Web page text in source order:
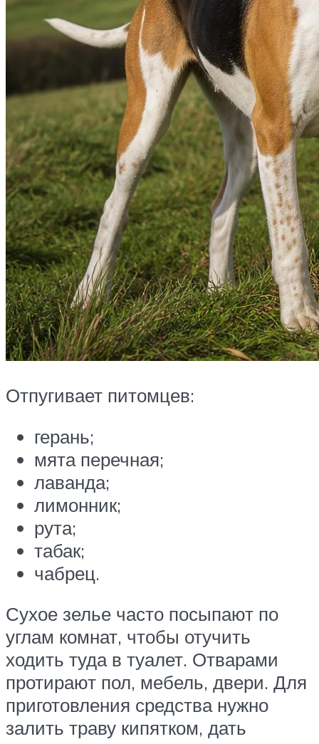
Отпугивает питомцев:
герань;
мята перечная;
лаванда;
лимонник;
рута;
табак;
чабрец.
Сухое зелье часто посыпают по
углам комнат, чтобы отучить
ходить туда в туалет. Отварами
протирают пол, мебель, двери. Для
приготовления средства нужно
залить траву кипятком, дать